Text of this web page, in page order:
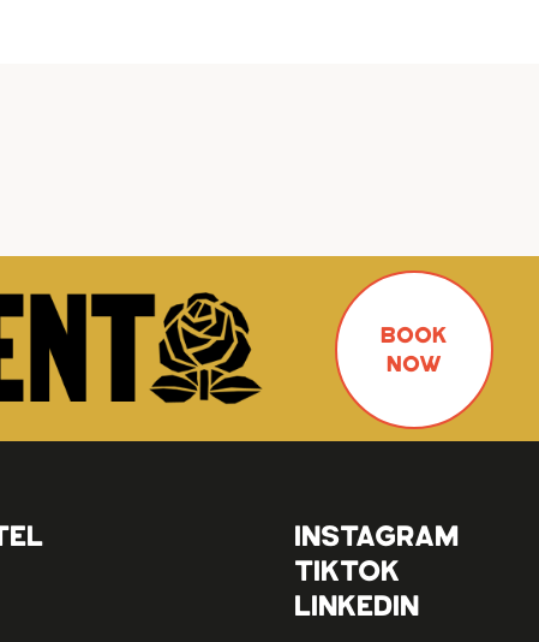
BOOK
NOW
INSTAGRAM
TIKTOK
LINKEDIN